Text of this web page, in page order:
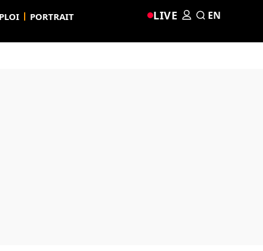
PORTRAIT LIVE EN